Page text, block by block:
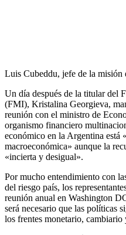
Luis Cubeddu, jefe de la misión
Un día después de la titular del
(FMI), Kristalina Georgieva,
reunión con el ministro de
organismo financiero
económico en la Argentina está
macroeconómica» aunque la
«incierta y desigual».
Por mucho entendimiento con
del riesgo país, los
reunión anual en Washington
será necesario que las políticas
los frentes monetario, cambiario